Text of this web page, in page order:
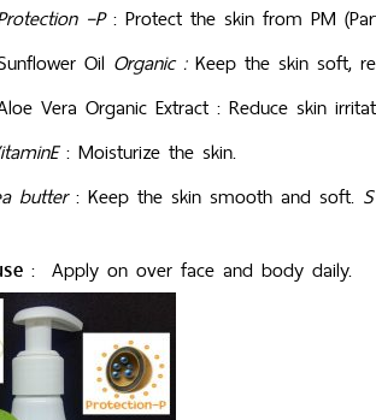
–P: Protect
Oil Organic : Keep the
Organic Extract : Reduce
:
butter: Keep the skin smooth and soft.
: Apply on over face and body daily.